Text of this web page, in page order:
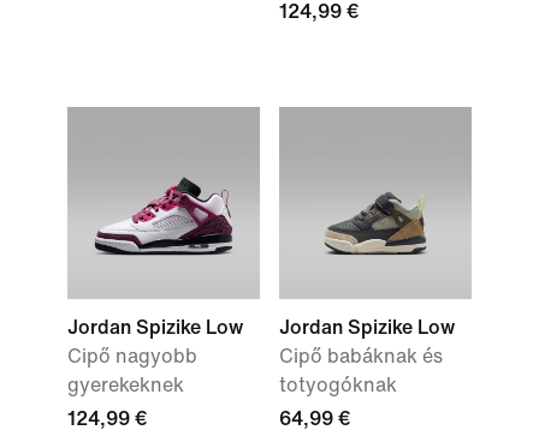
124,99 €
Jordan Spizike Low
Cipő nagyobb
gyerekeknek
124,99 €
Jordan Spizike Low
Cipő babáknak és
totyogóknak
64,99 €